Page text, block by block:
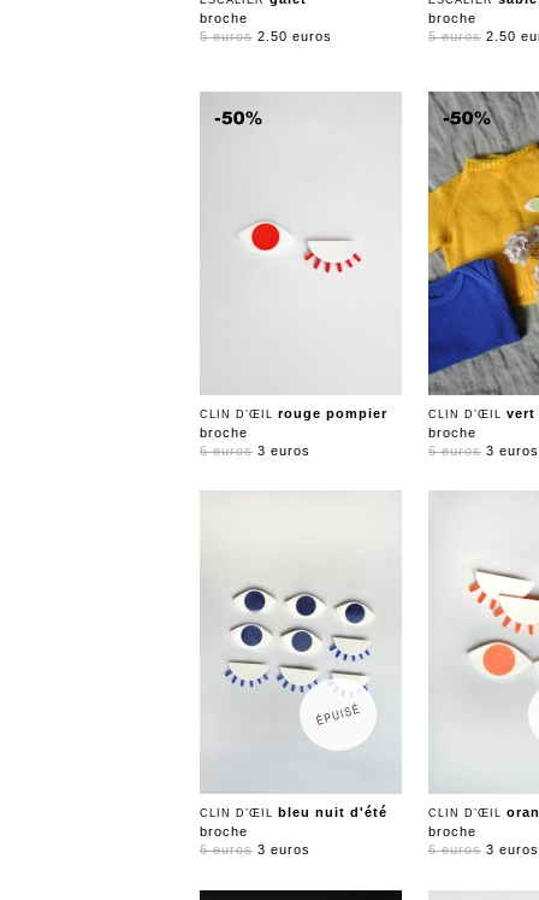
broche
5 euros 2.50 euros
broche
5 euros 2.50
CLIN D’ŒIL rouge pompier
broche
6 euros 3 euros
CLIN D’ŒIL vert
broche
6 euros 3 euros
CLIN D’ŒIL bleu nuit d'été
broche
6 euros 3 euros
CLIN D’ŒIL
broche
6 euros 3 euros